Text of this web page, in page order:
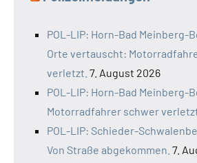
POL-LIP: Horn-Bad Meinberg-
Orte vertauscht:
verletzt. 7. August 2026
POL-LIP: Horn-Bad Meinberg-
Motorradfahrer schwer
POL-LIP: Schieder-
Von Straße abgekommen. 7.